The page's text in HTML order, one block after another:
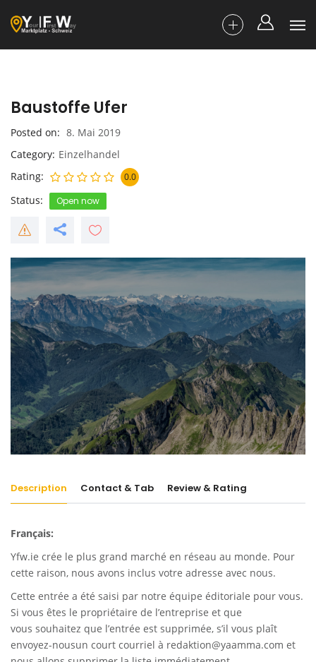
Baustoffe Ufer
Posted on
8. Mai 2019
Category Einzelhandel
Rating
0.0
Status Open now
Description Contact & Tab Review & Rating
Français:
Yfw.ie crée le plus grand marché en réseau au monde. Pour
cette raison, nous avons inclus votre adresse avec nous.
Cette entrée a été saisi par notre équipe éditoriale pour vous.
Si vous êtes le propriétaire de l’entreprise et que
vous souhaitez que l’entrée est supprimée, s’il vous plaît
envoyez-nousun court courriel à redaktion@yaamma.com et